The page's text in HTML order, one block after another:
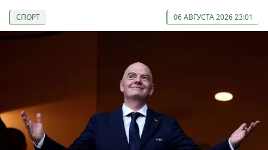
СПОРТ 06 АВГУСТА 2026 23:01